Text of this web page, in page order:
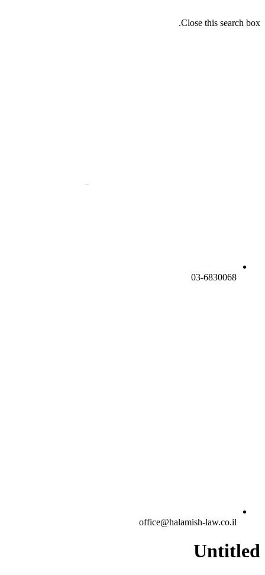
Close this search box.
03-6830068
office@halamish-law.co.il
Untitled